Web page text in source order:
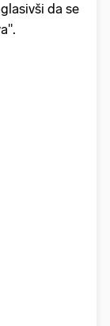
da se